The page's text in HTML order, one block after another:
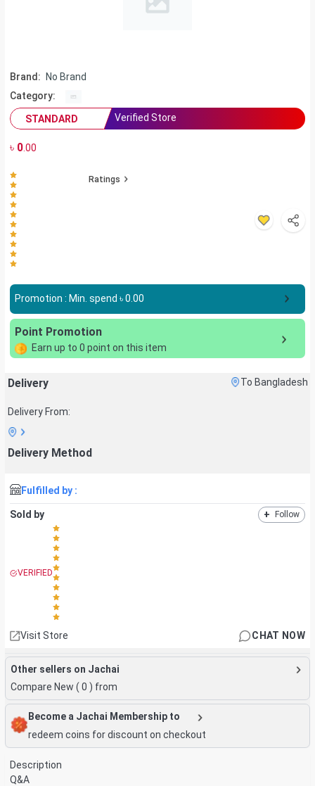
Brand:
No Brand
Category:
STANDARD
Verified Store
৳ 0.00
Ratings
Promotion : Min. spend ৳0.00
Point Promotion
Earn up to 0 point on this item
Delivery To Bangladesh
Delivery From:
Delivery Method
Fulfilled by :
Sold by + Follow
VERIFIED
Visit Store CHAT NOW
Other sellers on Jachai
Compare New ( 0 ) from
Become a Jachai Membership to
redeem coins for discount on checkout
Description
Q&A